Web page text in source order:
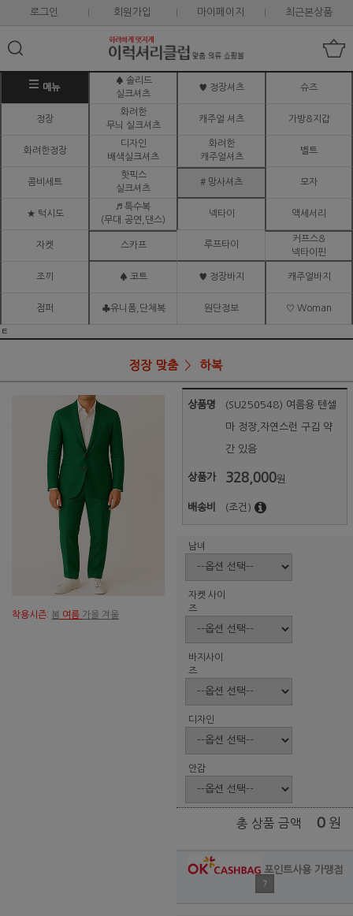
로그인 회원가입 마이페이지 최근본상품
메뉴
♠ 솔리드
실크셔츠
♥ 정장셔츠 슈즈
정장
화려한
무늬 실크셔츠
캐주얼 셔츠 가방&지갑
화려한정장
디자인
배색실크셔츠
화려한
캐주얼셔츠
벨트
콤비세트
핫픽스
실크셔츠
# 망사셔츠 모자
★ 턱시도
♬ 특수복
(무대.공연,댄스)
넥타이 액세서리
자켓 스카프 루프타이
커프스&
넥타이핀
조끼 ♠ 코트 ♥ 정장바지 캐주얼바지
점퍼 ♣유니폼,단체복 원단정보 ♡ Woman
ㅌ
정장 맞춤 하복
착용시즌: 봄 여름 가을 겨울
상품명 (SU250548) 여름용 텐셀
마 정장,자연스런 구김 약
간 있음
상품가 328,000원
배송비 (조건)
남녀
자켓 사이
즈
바지사이
즈
디자인
안감
총 상품 금액 0 원
포인트사용 가맹점
?